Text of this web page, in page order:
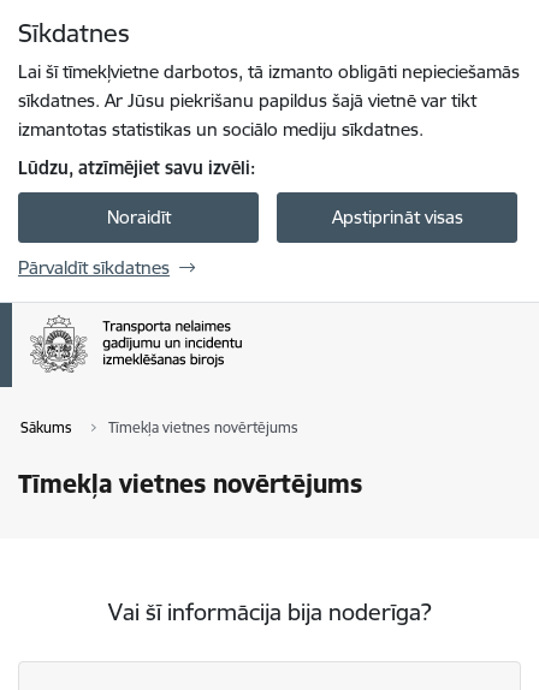
Sīkdatnes
Lai šī tīmekļvietne darbotos, tā izmanto obligāti nepieciešamās
sīkdatnes. Ar Jūsu piekrišanu papildus šajā vietnē var tikt
izmantotas statistikas un sociālo mediju sīkdatnes.
Lūdzu, atzīmējiet savu izvēli:
Noraidīt Apstiprināt visas
Pārvaldīt sīkdatnes
Sākums Tīmekļa vietnes novērtējums
Tīmekļa vietnes novērtējums
Vai šī informācija bija noderīga?